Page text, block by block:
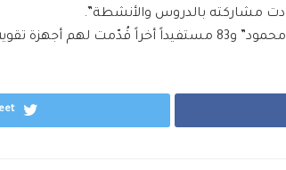
مشاركته بالدروس والأنشطة”.
محمود” و83 مستفيداً أخراً قُدّمت لهم أجهزة تقوية السمع بعد زيارتهم للعيادات الأذنيّة في مشفى